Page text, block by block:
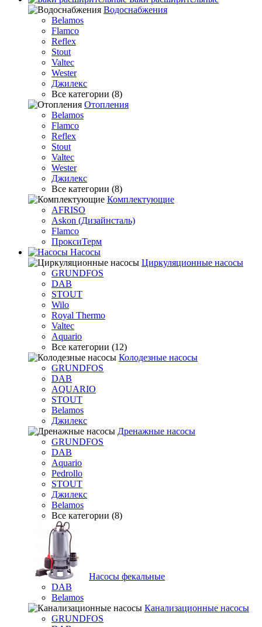
Водоснабжения
Belamos
Flamco
Reflex
Stout
Valtec
Wester
Джилекс
Все категории (8)
Отопления
Belamos
Flamco
Reflex
Stout
Valtec
Wester
Джилекс
Все категории (8)
Комплектующие
AFRISO
Askon (Дизайнсталь)
Flamco
ПроксиТерм
Насосы
Циркуляционные насосы
GRUNDFOS
DAB
STOUT
Wilo
Royal Thermo
Valtec
Aquario
Все категории (12)
Колодезные насосы
GRUNDFOS
DAB
AQUARIO
STOUT
Belamos
Джилекс
Дренажные насосы
GRUNDFOS
DAB
Aquario
Pedrollo
STOUT
Джилекс
Belamos
Все категории (8)
Насосы фекальные
DAB
Belamos
Канализационные насосы
GRUNDFOS